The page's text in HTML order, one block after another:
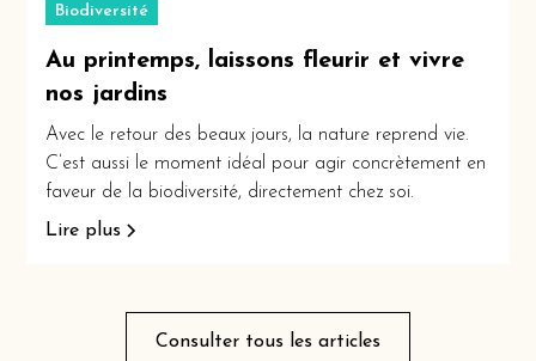
Biodiversité
Au printemps, laissons fleurir et vivre
nos jardins
Avec le retour des beaux jours, la nature reprend vie.
C’est aussi le moment idéal pour agir concrètement en
faveur de la biodiversité, directement chez soi.
Lire plus
Consulter tous les articles